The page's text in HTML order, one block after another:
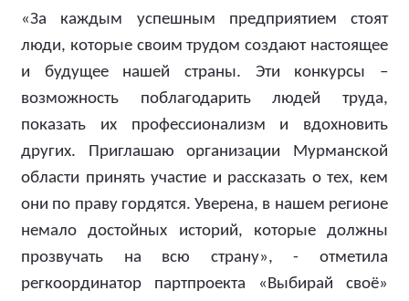
«За каждым успешным предприятием стоят
люди, которые своим трудом создают настоящее
и будущее нашей страны. Эти конкурсы –
возможность поблагодарить людей труда,
показать их профессионализм и вдохновить
других. Приглашаю организации Мурманской
области принять участие и рассказать о тех, кем
они по праву гордятся. Уверена, в нашем регионе
немало достойных историй, которые должны
прозвучать на всю страну», - отметила
регкоординатор партпроекта «Выбирай своё»